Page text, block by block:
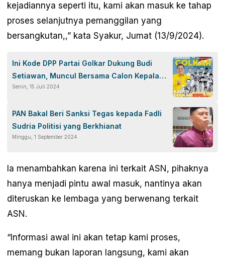
kejadiannya seperti itu, kami akan masuk ke tahap
proses selanjutnya pemanggilan yang
bersangkutan,,” kata Syakur, Jumat (13/9/2024).
Ini Kode DPP Partai Golkar Dukung Budi
Setiawan, Muncul Bersama Calon Kepala
Daerah Lainnya
Senin, 15 Juli 2024
PAN Bakal Beri Sanksi Tegas kepada Fadli
Sudria Politisi yang Berkhianat
Minggu, 1 September 2024
Ia menambahkan karena ini terkait ASN, pihaknya
hanya menjadi pintu awal masuk, nantinya akan
diteruskan ke lembaga yang berwenang terkait
ASN.
“Informasi awal ini akan tetap kami proses,
memang bukan laporan langsung, kami akan